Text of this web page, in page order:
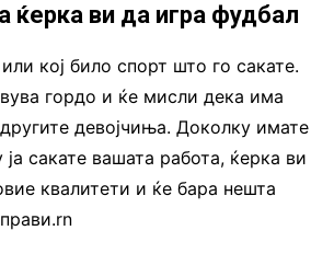
ќерка ви да игра фудбал
кој било спорт што го сакате.
гордо и ќе мисли дека има
девојчиња. Доколку имате
ја сакате вашата работа, ќерка ви
квалитети и ќе бара нешта